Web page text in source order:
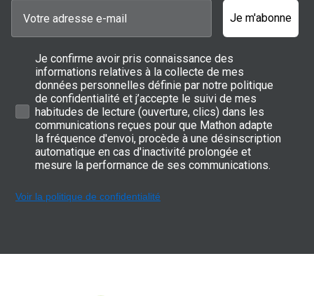
Je m'abonne
Je confirme avoir pris connaissance des
informations relatives à la collecte de mes
données personnelles définie par notre politique
de confidentialité et j’accepte le suivi de mes
habitudes de lecture (ouverture, clics) dans les
communications reçues pour que Mathon adapte
la fréquence d'envoi, procède à une désinscription
automatique en cas d'inactivité prolongée et
mesure la performance de ses communications.
Voir la politique de confidentialité